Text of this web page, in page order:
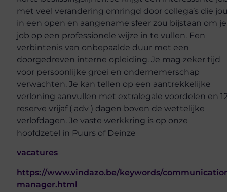
met veel verandering omringd door collega’s die
in een open en aangename sfeer zou bijstaan om je
job op een professionele wijze in te vullen. Een
verbintenis van onbepaalde duur met een
doorgedreven interne opleiding. Je mag zeker tijd
voor persoonlijke groei en ondernemerschap
verwachten. Je kan tellen op een aantrekkelijke
verloning aanvullen met extralegale voordelen en
reserve vrijaf ( adv ) dagen boven de wettelijke
verlofdagen. Je vaste werkkring is op onze
hoofdzetel in Puurs of Deinze
vacatures
https://www.vindazo.be/keywords/
manager.html